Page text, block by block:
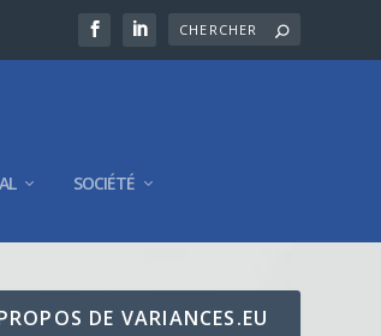
SOCIÉTÉ
DE VARIANCES.EU